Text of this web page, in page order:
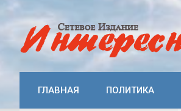
ГЛАВНАЯ ПОЛИТИКА